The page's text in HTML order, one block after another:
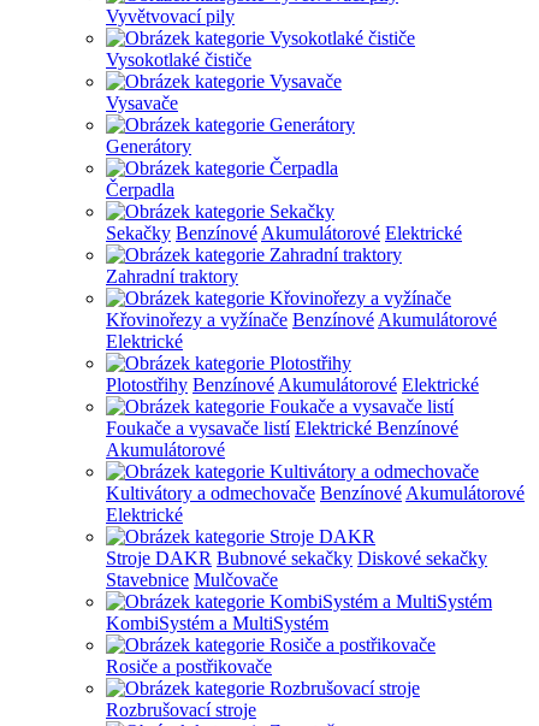
Vyvětvovací pily
Vysokotlaké čističe
Vysavače
Generátory
Čerpadla
Sekačky Benzínové Akumulátorové Elektrické
Zahradní traktory
Křovinořezy a vyžínače Benzínové Akumulátorové
Elektrické
Plotostřihy Benzínové Akumulátorové Elektrické
Foukače a vysavače listí Elektrické Benzínové
Akumulátorové
Kultivátory a odmechovače Benzínové Akumulátorové
Elektrické
Stroje DAKR Bubnové sekačky Diskové sekačky
Stavebnice Mulčovače
KombiSystém a MultiSystém
Rosiče a postřikovače
Rozbrušovací stroje